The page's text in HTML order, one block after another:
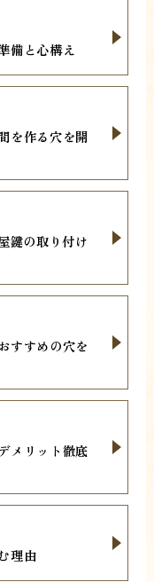
備と心構え
を作る穴を開
鍵の取り付け
すすめの穴を
メリット徹底
理由